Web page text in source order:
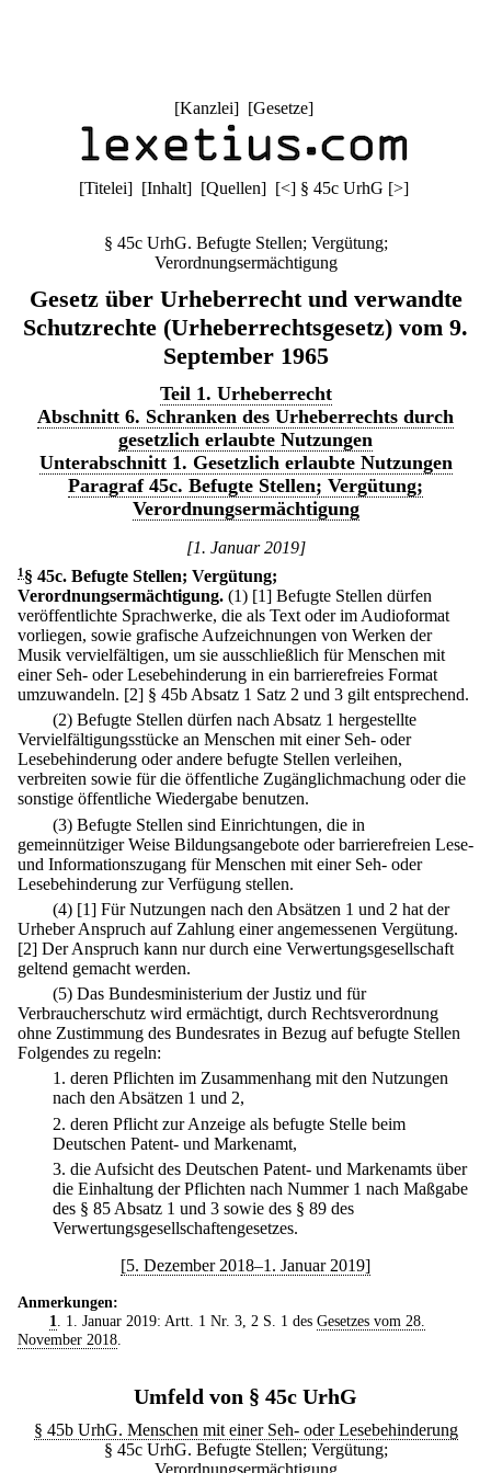
[Kanzlei] [Gesetze]
[Titelei] [Inhalt] [Quellen] [<] § 45c UrhG [>]
§ 45c UrhG. Befugte Stellen; Vergütung;
Verordnungsermächtigung
Gesetz über Urheberrecht und verwandte
Schutzrechte (Urheberrechtsgesetz) vom 9.
September 1965
Teil 1. Urheberrecht
Abschnitt 6. Schranken des Urheberrechts durch
gesetzlich erlaubte Nutzungen
Unterabschnitt 1. Gesetzlich erlaubte Nutzungen
Paragraf 45c. Befugte Stellen; Vergütung;
Verordnungsermächtigung
[1. Januar 2019]
1 § 45c. Befugte Stellen; Vergütung;
Verordnungsermächtigung. (1) [1] Befugte Stellen dürfen
veröffentlichte Sprachwerke, die als Text oder im Audioformat
vorliegen, sowie grafische Aufzeichnungen von Werken der
Musik vervielfältigen, um sie ausschließlich für Menschen mit
einer Seh- oder Lesebehinderung in ein barrierefreies Format
umzuwandeln. [2] § 45b Absatz 1 Satz 2 und 3 gilt entsprechend.
(2) Befugte Stellen dürfen nach Absatz 1 hergestellte
Vervielfältigungsstücke an Menschen mit einer Seh- oder
Lesebehinderung oder andere befugte Stellen verleihen,
verbreiten sowie für die öffentliche Zugänglichmachung oder die
sonstige öffentliche Wiedergabe benutzen.
(3) Befugte Stellen sind Einrichtungen, die in
gemeinnütziger Weise Bildungsangebote oder barrierefreien Lese-
und Informationszugang für Menschen mit einer Seh- oder
Lesebehinderung zur Verfügung stellen.
(4) [1] Für Nutzungen nach den Absätzen 1 und 2 hat der
Urheber Anspruch auf Zahlung einer angemessenen Vergütung.
[2] Der Anspruch kann nur durch eine Verwertungsgesellschaft
geltend gemacht werden.
(5) Das Bundesministerium der Justiz und für
Verbraucherschutz wird ermächtigt, durch Rechtsverordnung
ohne Zustimmung des Bundesrates in Bezug auf befugte Stellen
Folgendes zu regeln:
1. deren Pflichten im Zusammenhang mit den Nutzungen
nach den Absätzen 1 und 2,
2. deren Pflicht zur Anzeige als befugte Stelle beim
Deutschen Patent- und Markenamt,
3. die Aufsicht des Deutschen Patent- und Markenamts über
die Einhaltung der Pflichten nach Nummer 1 nach Maßgabe
des § 85 Absatz 1 und 3 sowie des § 89 des
Verwertungsgesellschaftengesetzes.
[5. Dezember 2018–1. Januar 2019]
Anmerkungen:
1
. 1. Januar 2019: Artt. 1 Nr. 3, 2 S. 1 des Gesetzes vom 28.
November 2018
Umfeld von § 45c UrhG
§ 45b UrhG. Menschen mit einer Seh- oder Lesebehinderung
§ 45c UrhG. Befugte Stellen; Vergütung;
Verordnungsermächtigung